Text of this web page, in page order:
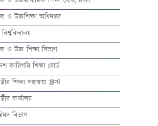
ও উচ্চশিক্ষা অধিদপ্তর
ও উচ্চ শিক্ষা বিভাগ
কারিগরি শিক্ষা বোর্ড
শিক্ষা সহায়তা ট্রাস্ট
কার্যালয়
বিভাগ